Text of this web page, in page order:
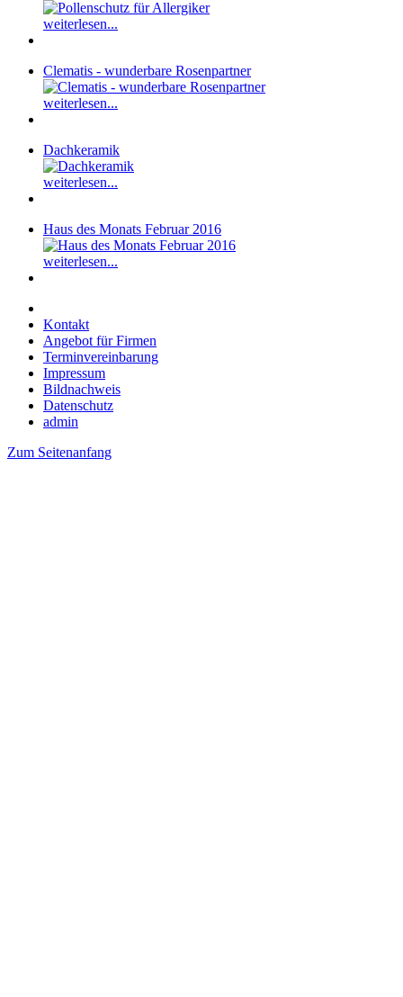
weiterlesen...
Clematis - wunderbare Rosenpartner
weiterlesen...
Dachkeramik
weiterlesen...
Haus des Monats Februar 2016
weiterlesen...
Kontakt
Angebot für Firmen
Terminvereinbarung
Impressum
Bildnachweis
Datenschutz
admin
Zum Seitenanfang